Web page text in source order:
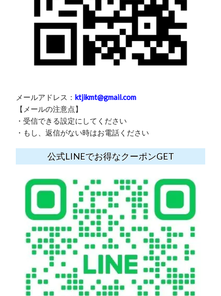
メールアドレス： ktjikmt@gmail.com
【メールの注意点】
・受信できる設定にしてください
・もし、返信がない時はお電話ください
公式LINEでお得なクーポンGET